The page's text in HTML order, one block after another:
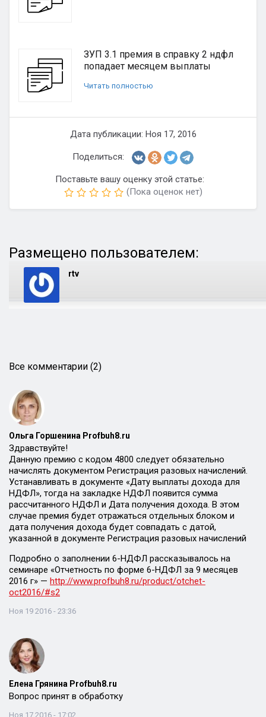
ЗУП 3.1 премия в справку 2 ндфл
попадает месяцем выплаты
Читать полностью
Дата публикации: Ноя 17, 2016
Поделиться:
Поставьте вашу оценку этой статье:
(Пока оценок нет)
Размещено пользователем:
rtv
Все комментарии (2)
Ольга Горшенина Profbuh8.ru
Здравствуйте!
Данную премию с кодом 4800 следует обязательно
начислять документом Регистрация разовых начислений.
Устанавливать в документе «Дату выплаты дохода для
НДФЛ», тогда на закладке НДФЛ появится сумма
рассчитанного НДФЛ и Дата получения дохода. В этом
случае премия будет отражаться отдельных блоком и
дата получения дохода будет совпадать с датой,
указанной в документе Регистрация разовых начислений
Подробно о заполнении 6-НДФЛ рассказывалось на
семинаре «Отчетность по форме 6-НДФЛ за 9 месяцев
2016 г» — http://www.profbuh8.ru/product/otchet-
oct2016/#s2
Ноя 19 2016 - 23:36
Елена Грянина Profbuh8.ru
Вопрос принят в обработку
Ноя 17 2016 - 17:02